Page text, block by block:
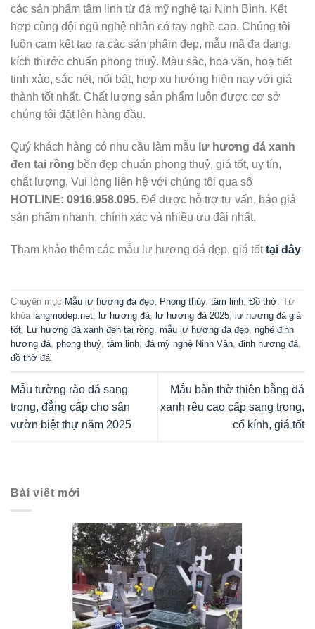
các sản phẩm tâm linh từ đá mỹ nghệ tại Ninh Bình. Kết
hợp cùng đội ngũ nghệ nhân có tay nghề cao. Chúng tôi
luôn cam kết tạo ra các sản phẩm đẹp, mẫu mã đa dạng,
kích thước chuẩn phong thuỷ. Màu sắc, hoa văn, hoạ tiết
tinh xảo, sắc nét, nổi bật, hợp xu hướng hiện nay với giá
thành tốt nhất. Chất lượng sản phẩm luôn được cơ sở
chúng tôi đặt lên hàng đầu.
Quý khách hàng có nhu cầu làm mẫu lư hương đá xanh
đen tai rồng bền đẹp chuẩn phong thuỷ, giá tốt, uy tín,
chất lượng. Vui lòng liên hệ với chúng tôi qua số
HOTLINE: 0916.958.095. Để được hỗ trợ tư vấn, báo giá
sản phẩm nhanh, chính xác và nhiều ưu đãi nhất.
Tham khảo thêm các mẫu lư hương đá đẹp, giá tốttại đây
Chuyên mục Mẫu lư hương đá đẹp, Phong thủy, tâm linh, Đồ thờ. Từ
khóa langmodep.net, lư hương đá, lư hương đá 2025, lư hương đá giá
tốt, Lư hương đá xanh đen tai rồng, mẫu lư hương đá đẹp, nghê đỉnh
hương đá, phong thuỷ, tâm linh, đá mỹ nghệ Ninh Vân, đỉnh hương đá,
đồ thờ đá.
Mẫu tường rào đá sang
trọng, đẳng cấp cho sân
vườn biệt thự năm 2025
Mẫu bàn thờ thiên bằng đá
xanh rêu cao cấp sang trọng,
cổ kính, giá tốt
Bài viết mới